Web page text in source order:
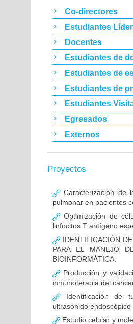
Co-directores
Estudiantes
Docentes
Estudiantes de
Estudiantes de
Estudiantes de
Estudiantes
Egresados
Externos
Proyectos
Caracterización de
pulmonar en pacientes
Optimización de
linfocitos T antígeno
IDENTIFICACIÓN
PARA EL MANEJO
BIOINFORMÁTICA.
Producción y
inmunoterapia del
Identificación de
ultrasonido endoscópico
Estudio celular y